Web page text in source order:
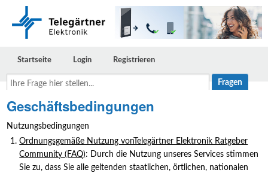
Ihre
Frage
stellen...
Startseite Login Registrieren
Geschäftsbedingungen
Nutzungsbedingungen
Ordnungsgemäße Nutzung vonTelegärtner Elektronik Ratgeber
Community (FAQ): Durch die Nutzung unseres Services stimmen
Sie zu, dass Sie alle geltenden staatlichen, örtlichen, nationalen